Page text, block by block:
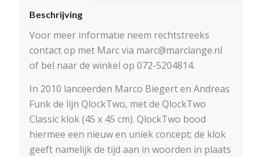
Beschrijving
Voor meer informatie neem rechtstreeks
contact op met Marc via marc@marclange.nl
of bel naar de winkel op 072-5204814.
In 2010 lanceerden Marco Biegert en Andreas
Funk de lijn QlockTwo, met de QlockTwo
Classic klok (45 x 45 cm). QlockTwo bood
hiermee een nieuw en uniek concept; de klok
geeft namelijk de tijd aan in woorden in plaats